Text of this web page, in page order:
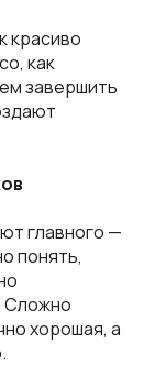
красиво
как
завершить
главного —
понять,
Сложно
хорошая, а